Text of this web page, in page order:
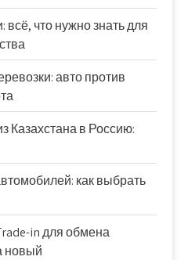
всё, что нужно знать для
авто против
Казахстана в Россию:
как выбрать
in для обмена
новый